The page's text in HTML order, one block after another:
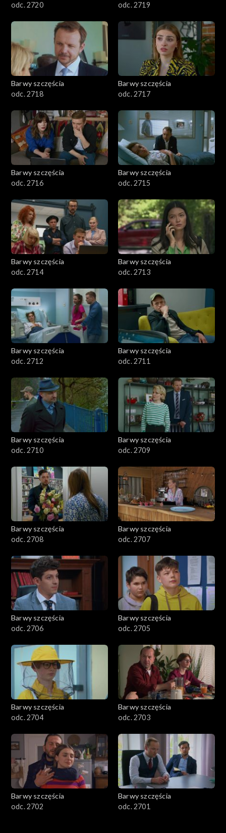
odc. 2720
odc. 2719
Barwy szczęścia
odc. 2718
Barwy szczęścia
odc. 2717
Barwy szczęścia
odc. 2716
Barwy szczęścia
odc. 2715
Barwy szczęścia
odc. 2714
Barwy szczęścia
odc. 2713
Barwy szczęścia
odc. 2712
Barwy szczęścia
odc. 2711
Barwy szczęścia
odc. 2710
Barwy szczęścia
odc. 2709
Barwy szczęścia
odc. 2708
Barwy szczęścia
odc. 2707
Barwy szczęścia
odc. 2706
Barwy szczęścia
odc. 2705
Barwy szczęścia
odc. 2704
Barwy szczęścia
odc. 2703
Barwy szczęścia
odc. 2702
Barwy szczęścia
odc. 2701